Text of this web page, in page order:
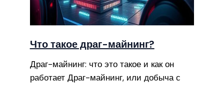
Что такое драг-майнинг?
Драг-майнинг: что это такое и как он
работает Драг-майнинг, или добыча с